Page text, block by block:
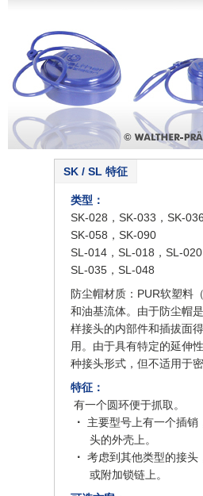
SK / SL 特征
类型 ：
SK-028，SK-033，SK-
SK-058，SK-090
SL-014，SL-018，SL-
SL-035，SL-048
防尘帽材质：PUR软塑料
和油基流体。由于防尘帽
样接头的内部件和插拔面
用。由于具有特定的延伸
种接头形式，但不适用于密
特征：
有一个圆环便于抓取。
· 主要型号上有一个插销
头的外壳上。
· 考虑到其他类型的接头
或附加锁链上。